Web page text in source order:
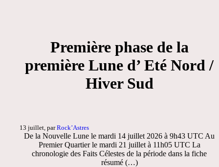
Première phase de la
première Lune d’ Eté Nord /
Hiver Sud
13 juillet, parRock’Astres
De la Nouvelle Lune le mardi 14 juillet 2026 à 9h43 UTC Au
Premier Quartier le mardi 21 juillet à 11h05 UTC La
chronologie des Faits Célestes de la période dans la fiche
résumé (…)